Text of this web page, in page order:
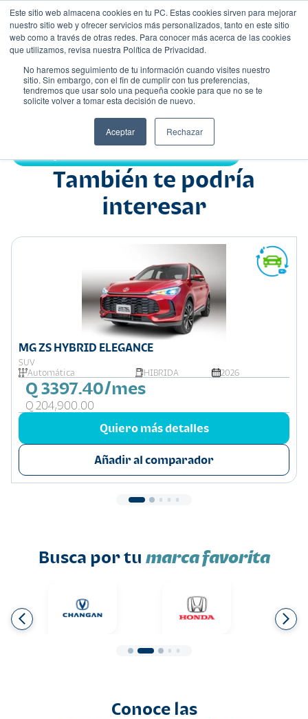
Este sitio web almacena cookies en tu PC. Estas cookies sirven para mejorar
nuestro sitio web y ofrecer servicios más personalizados, tanto en este sitio
web como a través de otras redes. Para conocer más acerca de las cookies
que utilizamos, revisa nuestra Política de Privacidad.
No haremos seguimiento de tu información cuando visites nuestro
sitio. Sin embargo, con el fin de cumplir con tus preferencias,
tendremos que usar solo una pequeña cookie para que no se te
solicite volver a tomar esta decisión de nuevo.
Aceptar Rechazar
Nombre
También te podría
interesar
MG ZS HYBRID ELEGANCE
SUV
Automática
HIBRIDA 2026
Q 3397.40/mes
Q 204,900.00
Quiero más detalles
Añadir al comparador
Busca por tu marca favorita
Conoce las